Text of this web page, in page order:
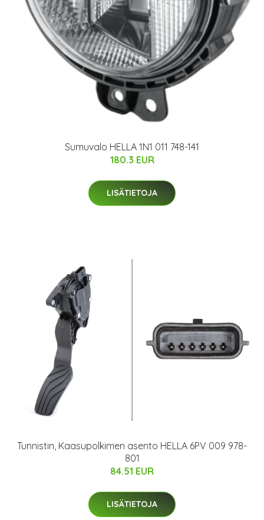
Sumuvalo HELLA 1N1 011 748-141
180.3 EUR
LISÄTIETOJA
Tunnistin, Kaasupolkimen asento HELLA 6PV 009 978-
801
84.51 EUR
LISÄTIETOJA